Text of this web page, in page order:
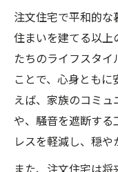
将来も見
平和的な生活
注文住宅
平和的な
注文住宅
家族が安
住環境の
注文住宅で平和的
住まいを建てる以上
たちのライフスタ
ことで、心身とも
えば、家族のコミ
や、騒音を遮断する
レスを軽減し、穏や
また、注文住宅は